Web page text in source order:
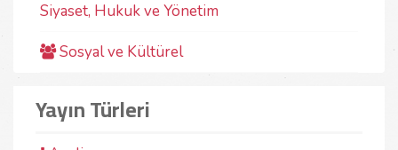
Siyaset, Hukuk ve Yönetim
Sosyal ve Kültürel
Yayın Türleri